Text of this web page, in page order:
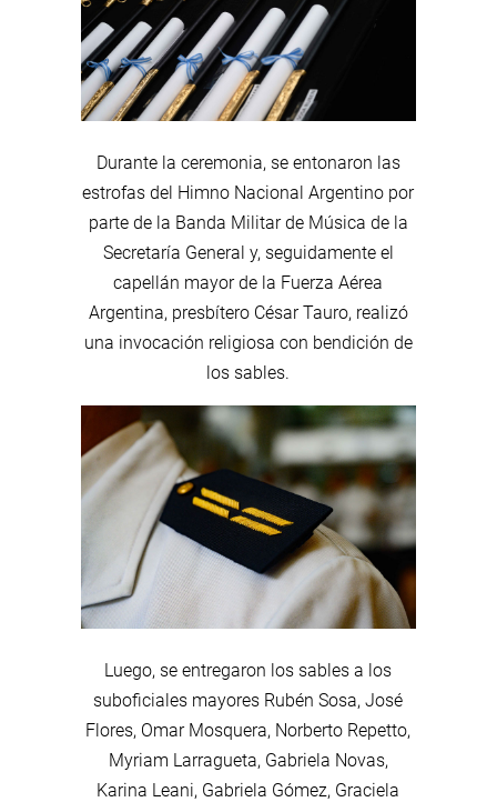
Durante la ceremonia, se entonaron las
estrofas del Himno Nacional Argentino por
parte de la Banda Militar de Música de la
Secretaría General y, seguidamente el
capellán mayor de la Fuerza Aérea
Argentina, presbítero César Tauro, realizó
una invocación religiosa con bendición de
los sables.
Luego, se entregaron los sables a los
suboficiales mayores Rubén Sosa, José
Flores, Omar Mosquera, Norberto Repetto,
Myriam Larragueta, Gabriela Novas,
Karina Leani, Gabriela Gómez, Graciela